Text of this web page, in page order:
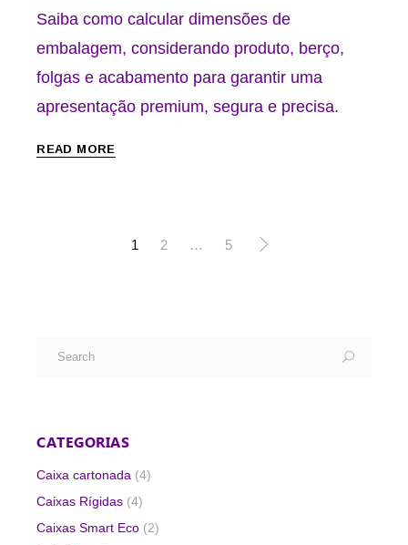
Saiba como calcular dimensões de
embalagem, considerando produto, berço,
folgas e acabamento para garantir uma
apresentação premium, segura e precisa.
READ MORE
1 2 … 5
CATEGORIAS
Caixa cartonada (4)
Caixas Rígidas (4)
Caixas Smart Eco (2)